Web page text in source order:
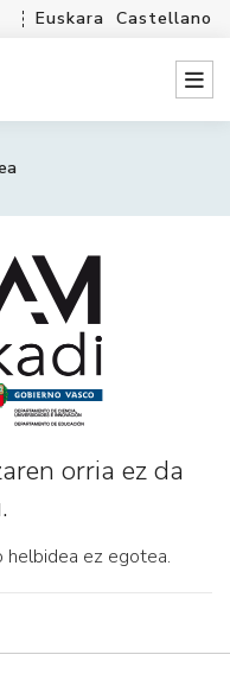
Euskara Castellano
orria ez da
helbidea ez egotea.